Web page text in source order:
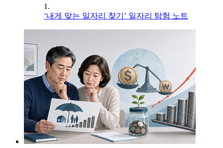
1.
‘내게 맞는 일자리 찾기’ 일자리 탐험 노트